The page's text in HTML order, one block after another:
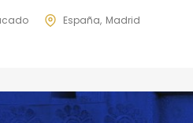
España Madrid